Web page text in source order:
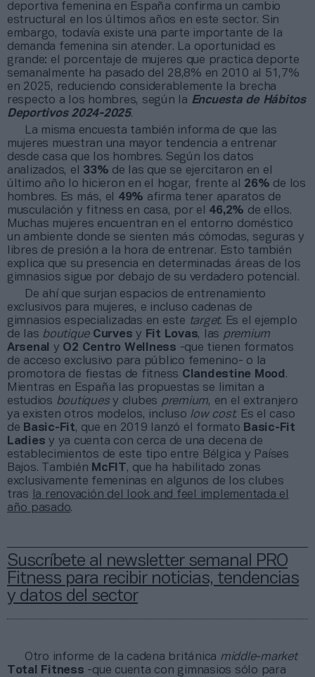
deportiva femenina en España confirma un cambio
estructural en los últimos años en este sector. Sin
embargo, todavía existe una parte importante de la
demanda femenina sin atender. La oportunidad es
grande: el porcentaje de mujeres que practica deporte
semanalmente ha pasado del 28,8% en 2010 al 51,7%
en 2025, reduciendo considerablemente la brecha
respecto a los hombres, según la Encuesta de Hábitos
Deportivos 2024-2025.
La misma encuesta también informa de que las
mujeres muestran una mayor tendencia a entrenar
desde casa que los hombres. Según los datos
analizados, el 33% de las que se ejercitaron en el
último año lo hicieron en el hogar, frente al 26% de los
hombres. Es más, el 49% afirma tener aparatos de
musculación y fitness en casa, por el 46,2% de ellos.
Muchas mujeres encuentran en el entorno doméstico
un ambiente donde se sienten más cómodas, seguras y
libres de presión a la hora de entrenar. Esto también
explica que su presencia en determinadas áreas de los
gimnasios sigue por debajo de su verdadero potencial.
De ahí que surjan espacios de entrenamiento
exclusivos para mujeres, e incluso cadenas de
gimnasios especializadas en este target. Es el ejemplo
de las boutique Curvesy Fit Lovas, las premium
Arsenal y O2 Centro Wellness -que tienen formatos
de acceso exclusivo para público femenino- o la
promotora de fiestas de fitness Clandestine Mood .
Mientras en España las propuestas se limitan a
estudios boutiquesy clubes premium, en el extranjero
ya existen otros modelos, incluso low cost. Es el caso
de Basic-Fit, que en 2019 lanzó el formato Basic-Fit
Ladies y ya cuenta con cerca de una decena de
establecimientos de este tipo entre Bélgica y Países
Bajos. También McFIT , que ha habilitado zonas
exclusivamente femeninas en algunos de los clubes
tras
la renovación del look and feel implementada el
año pasado.
Suscríbete al newsletter semanal PRO
Fitness para recibir noticias, tendencias
y datos del sector
Otro informe de la cadena británica middle-market
Total Fitness -que cuenta con gimnasios sólo para